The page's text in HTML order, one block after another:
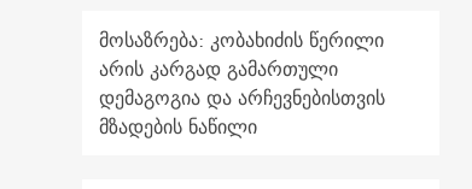
მოსაზრება: კობახიძის წერილი
არის კარგად გამართული
დემაგოგია და არჩევნებისთვის
მზადების ნაწილი